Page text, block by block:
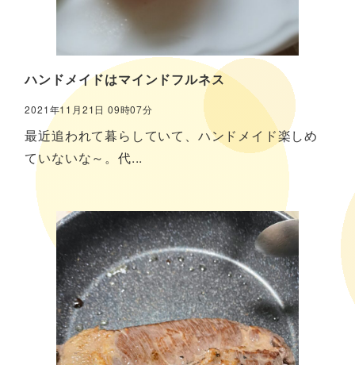
ハンドメイドはマインドフルネス
2021年11月21日 09時07分
最近追われて暮らしていて、ハンドメイド楽しめ
ていないな～。代...